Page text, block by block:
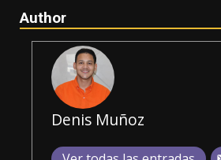
Author
Denis Muñoz